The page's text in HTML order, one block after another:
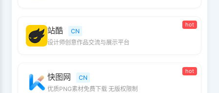
hot
站酷
CN
设计师创意作品交流与展示平台
hot
快图网
CN
优质PNG素材免费下载 无版权限制